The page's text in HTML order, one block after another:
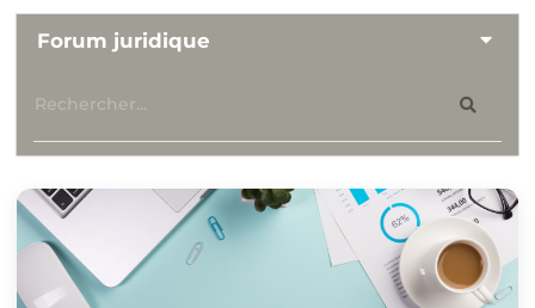
Forum juridique